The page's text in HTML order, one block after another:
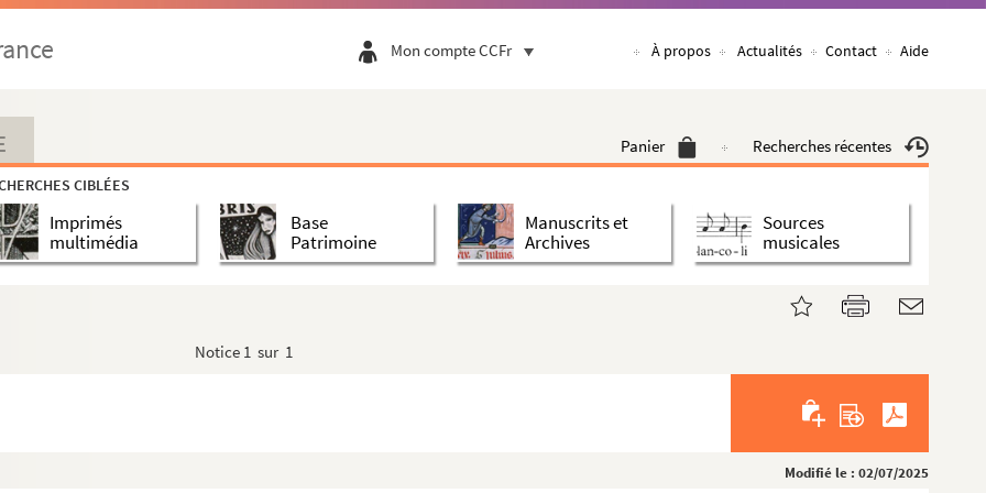
Mon compte CCFr À propos Actualités Contact Aide
Panier Recherches récentes
CIBLÉES
Imprimés
multimédia
Base
Patrimoine
Manuscrits et
Archives
Sources
musicales
Notice 1 sur 1
Modifié le : 02/07/2025